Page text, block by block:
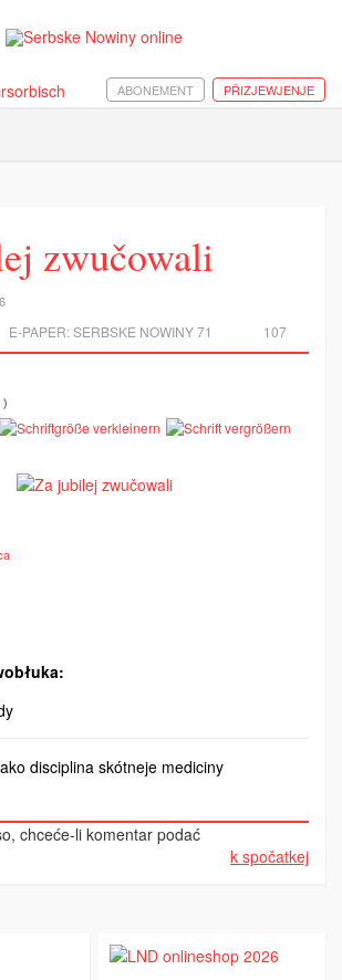
PŘIZJEWJENJE
ABONEMENT
zwučowali
107
E-PAPER:SERBSKE NOWINY 71
)
disciplina skótneje mediciny
chceće-li komentar podać
k spočatkej